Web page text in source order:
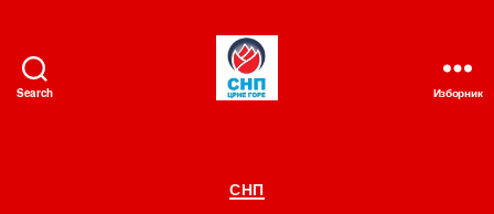
Search Изборник
Категорије
СНП